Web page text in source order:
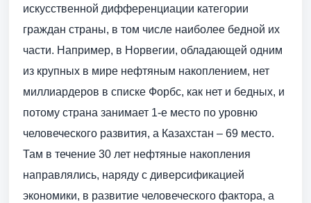
искусственной дифференциации категории
граждан страны, в том числе наиболее бедной их
части. Например, в Норвегии, обладающей одним
из крупных в мире нефтяным накоплением, нет
миллиардеров в списке Форбс, как нет и бедных, и
потому страна занимает 1-е место по уровню
человеческого развития, а Казахстан – 69 место.
Там в течение 30 лет нефтяные накопления
направлялись, наряду с диверсификацией
экономики, в развитие человеческого фактора, а